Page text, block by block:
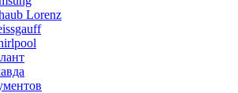
Lorenz